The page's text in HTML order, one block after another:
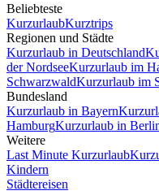
Beliebteste
KurzurlaubKurztrips
Regionen und Städte
Kurzurlaub in Deutschland
der NordseeKurzurlaub im
SchwarzwaldKurzurlaub im
Bundesland
Kurzurlaub in Bayern
HamburgKurzurlaub in
Weitere
Last Minute Kurzurlaub
Kindern
Städtereisen